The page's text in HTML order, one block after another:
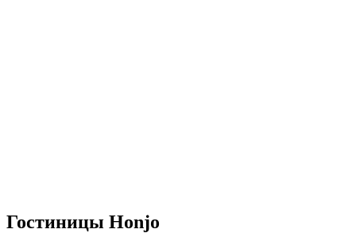
Гостиницы Honjo